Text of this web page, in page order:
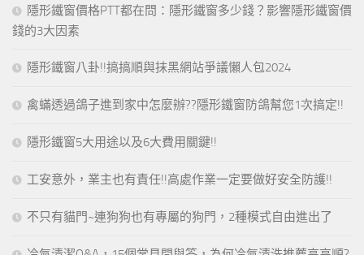
隱形鐵窗價格PTT都在問：隱形鐵窗多少錢？影響隱形鐵窗價
錢的3大因素
隱形鐵窗八卦!!搞搞順與抹黑網站爭議懶人包2024
禽蟎透過鴿子進到家中怎麼辦??隱形鐵窗防鴿幫您1次搞定!!
隱形鐵窗5大用途以及6大費用關鍵!!
工安意外，業主也有責任!!高處作業一定要做好安全防護!!
不只有貓門~連狗狗也有專屬的狗門，2種模式自由進出了